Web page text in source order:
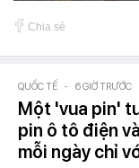
Chia sẻ
QUỐC TẾ - 6 GIỜ TRƯỚC
Một 'vua pin'
pin ô tô điện
mỗi ngày chỉ